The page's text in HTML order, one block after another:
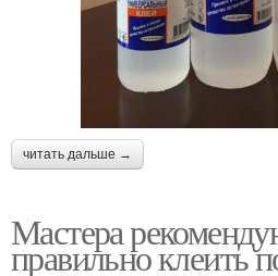
читать дальше →
Мастера
правильно клеить